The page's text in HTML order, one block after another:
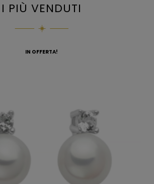
I PIÙ VENDUTI
IN OFFERTA!